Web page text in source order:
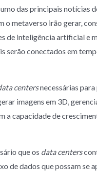
das principais notícias
o metaverso irão gerar,
de inteligência artificial e
serão conectados em
centersnecessárias
imagens em 3D,
a capacidade de
que os data centers
de dados que possam